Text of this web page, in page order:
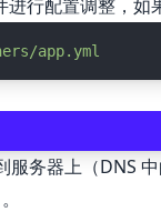
行配置调整，如
app.yml
务器上（DNS